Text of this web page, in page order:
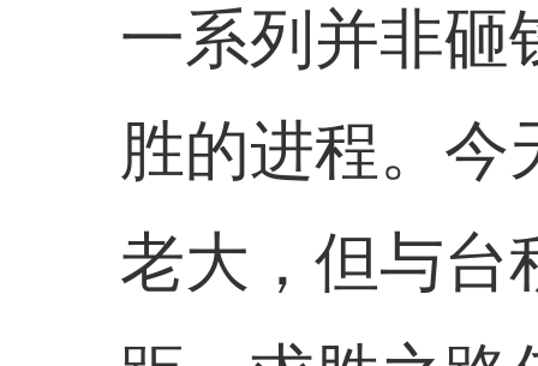
一系列并非砸
胜的进程。今
老大，但与台